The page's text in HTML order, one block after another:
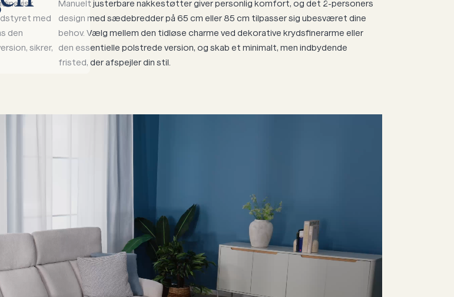
med
den
sikrer,
Manuelt justerbare nakkestøtter giver personlig komfort, og det 2-personers
design med sædebredder på 65 cm eller 85 cm tilpasser sig ubesværet dine
behov. Vælg mellem den tidløse charme ved dekorative krydsfinerarme eller
den essentielle polstrede version, og skab et minimalt, men indbydende
fristed, der afspejler din stil.